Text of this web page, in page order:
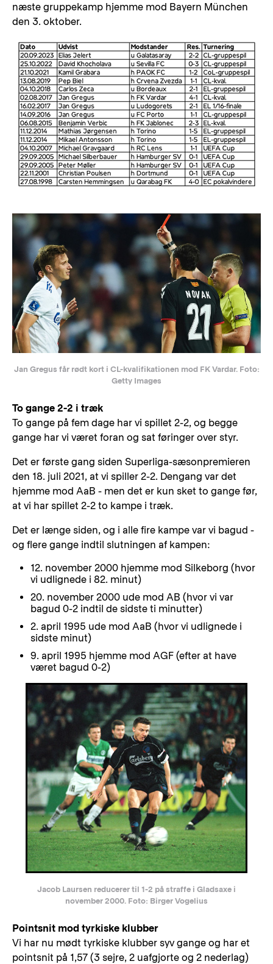
næste gruppekamp hjemme mod Bayern München
den 3. oktober.
Jan Gregus får rødt kort i CL-kvalifikationen mod FK Vardar. Foto:
Getty Images
To gange 2-2 i træk
To gange på fem dage har vi spillet 2-2, og begge
gange har vi været foran og sat føringer over styr.
Det er første gang siden Superliga-sæsonpremieren
den 18. juli 2021, at vi spiller 2-2. Dengang var det
hjemme mod AaB - men det er kun sket to gange før,
at vi har spillet 2-2 to kampe i træk.
Det er længe siden, og i alle fire kampe var vi bagud -
og flere gange indtil slutningen af kampen:
12. november 2000 hjemme mod Silkeborg (hvor
vi udlignede i 82. minut)
20. november 2000 ude mod AB (hvor vi var
bagud 0-2 indtil de sidste ti minutter)
2. april 1995 ude mod AaB (hvor vi udlignede i
sidste minut)
9. april 1995 hjemme mod AGF (efter at have
været bagud 0-2)
Jacob Laursen reducerer til 1-2 på straffe i Gladsaxe i
november 2000. Foto: Birger Vogelius
Pointsnit mod tyrkiske klubber
Vi har nu mødt tyrkiske klubber syv gange og har et
pointsnit på 1,57 (3 sejre, 2 uafgjorte og 2 nederlag)